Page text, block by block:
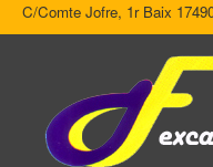
C/Comte Jofre, 1r Baix